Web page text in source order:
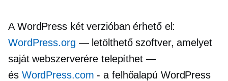
A WordPress két verzióban érhető el:
WordPress.org — letölthető szoftver, amelyet
saját webszerverére telepíthet —
és WordPress.com - a felhőalapú WordPress